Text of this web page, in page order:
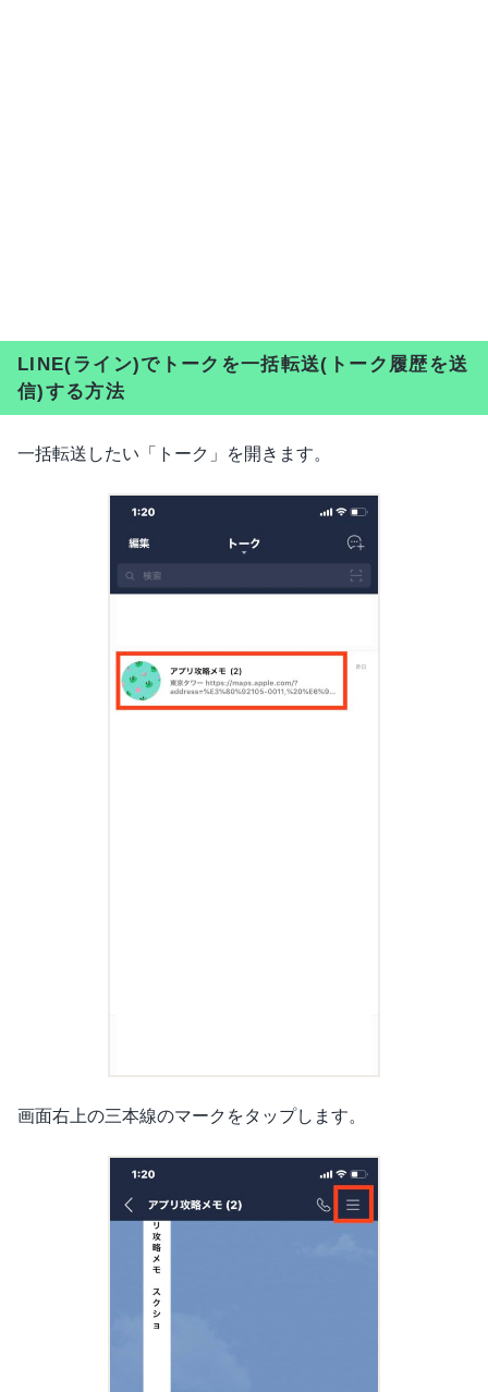
LINE(ライン)でトークを一括転送(トーク履歴を送
信)する方法
一括転送したい「トーク」を開きます。
画面右上の三本線のマークをタップします。